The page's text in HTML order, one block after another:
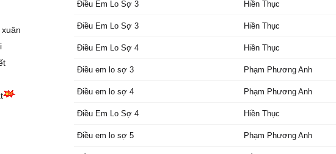
anh
rơi lại em trên con đường yêu
Sợ rằng đôi khi cơn mưa ấy khiến
Sợ ngày mai khi anh không đến
Sợ bàn tay em mong manh quá
Điều Em Lo Sợ 3 Hiền Thục
Điều Em Lo Sợ 3 Hiền Thục
Điều Em Lo Sợ 4 Hiền Thục
Điều em lo sợ 3 Phạm Phương Anh
Điều em lo sợ 4 Phạm Phương Anh
Điều Em Lo Sợ 4 Hiền Thục
Điều em lo sợ 5 Phạm Phương Anh